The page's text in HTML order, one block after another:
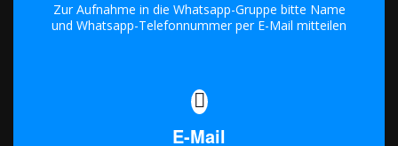
Zur Aufnahme in die Whatsapp-Gruppe bitte Name
und Whatsapp-Telefonnummer per E-Mail mitteilen
E-Mail